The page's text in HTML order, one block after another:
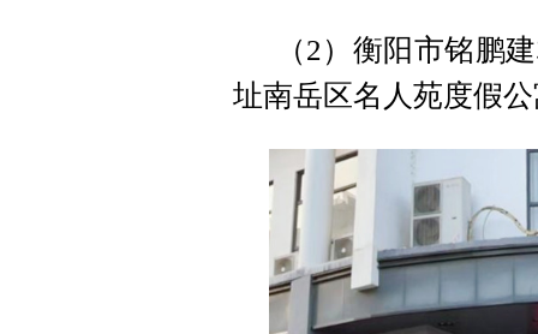
（2）衡阳市铭鹏
址南岳区名人苑度假